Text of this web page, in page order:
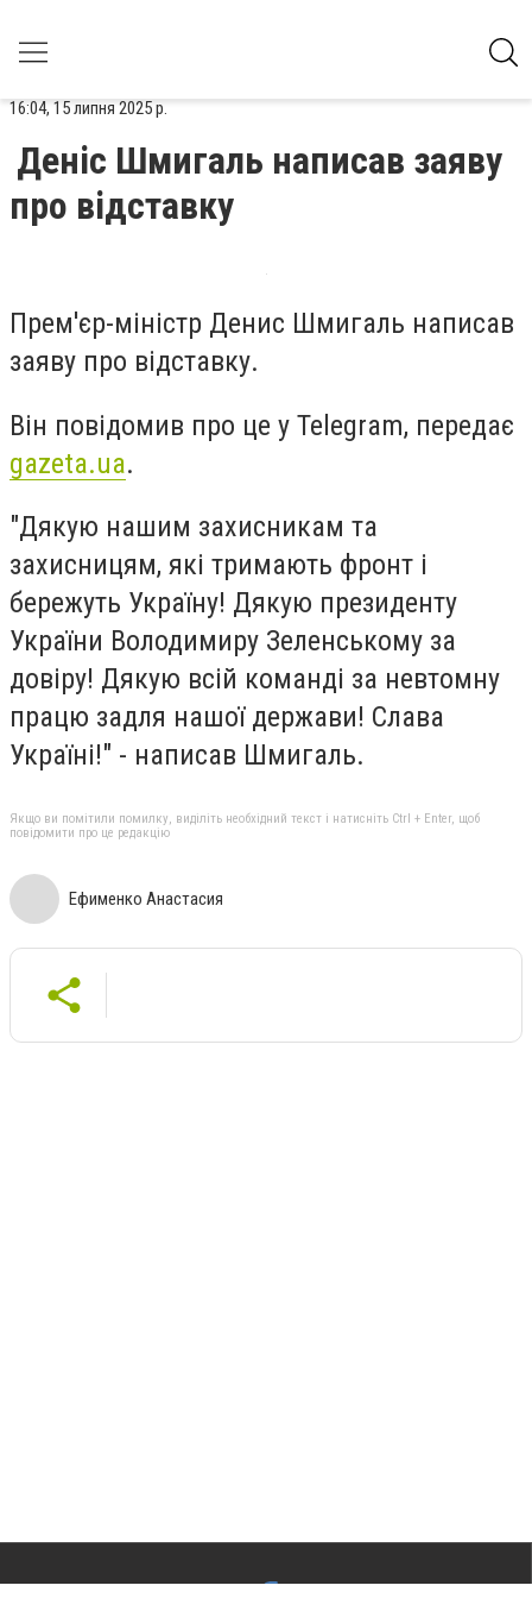
16:04, 15 липня 2025 р.
Деніс Шмигаль написав заяву
про відставку
Прем'єр-міністр Денис Шмигаль написав
заяву про відставку.
Він повідомив про це у Telegram, передає
gazeta.ua.
"Дякую нашим захисникам та
захисницям, які тримають фронт і
бережуть Україну! Дякую президенту
України Володимиру Зеленському за
довіру! Дякую всій команді за невтомну
працю задля нашої держави! Слава
Україні!" - написав Шмигаль.
Якщо ви помітили помилку, виділіть необхідний текст і натисніть Ctrl + Enter, щоб
повідомити про це редакцію
Ефименко Анастасия